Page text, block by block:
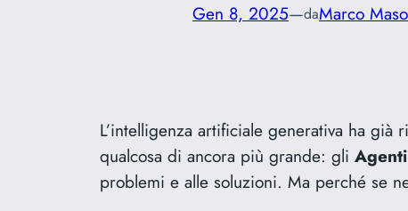
Gen 8, 2025—daMarco Maso
L’intelligenza artificiale generativa ha
qualcosa di ancora più grande: gli
problemi e alle soluzioni. Ma perché se